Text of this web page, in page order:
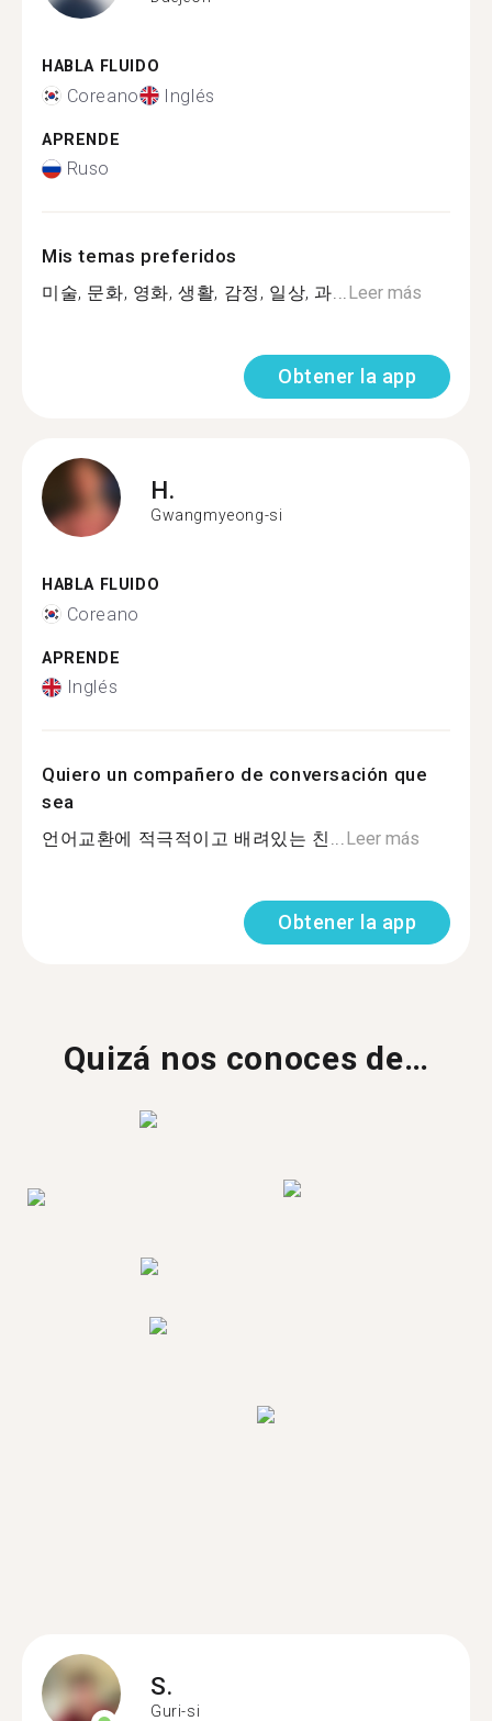
HABLA FLUIDO
Coreano Inglés
APRENDE
Ruso
Mis temas preferidos
미술, 문화, 영화, 생활, 감정, 일상, 과...Leer más
Obtener la app
H.
Gwangmyeong-si
HABLA FLUIDO
Coreano
APRENDE
Inglés
Quiero un compañero de conversación que
sea
언어교환에 적극적이고 배려있는 친...Leer más
Obtener la app
Quizá nos conoces de…
S.
Guri-si